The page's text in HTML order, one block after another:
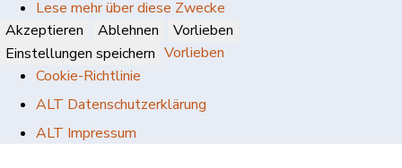
Lese mehr über diese Zwecke
Akzeptieren
Ablehnen
Vorlieben
Einstellungen speichern Vorlieben
Cookie-Richtlinie
ALT Datenschutzerklärung
ALT Impressum